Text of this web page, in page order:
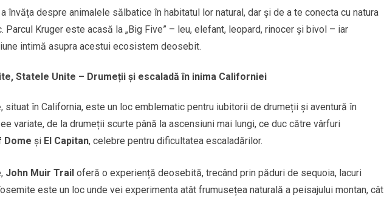
învăța despre animalele sălbatice în habitatul lor natural, dar și de a te conecta cu natura
Parcul Kruger este acasă la „Big Five” – leu, elefant, leopard, rinocer și bivol – iar
intimă asupra acestui ecosistem deosebit.
Statele Unite – Drumeții și escaladă în inima Californiei
, situat în California, este un loc emblematic pentru iubitorii de drumeții și aventură în
variate, de la drumeții scurte până la ascensiuni mai lungi, ce duc către vârfuri
Dome și El Capitan, celebre pentru dificultatea escaladărilor.
John Muir Trail oferă o experiență deosebită, trecând prin păduri de sequoia, lacuri
este un loc unde vei experimenta atât frumusețea naturală a peisajului montan, cât